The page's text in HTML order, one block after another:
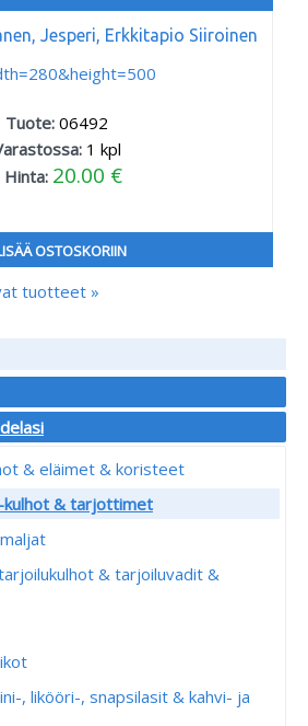
Jesperi, Erkkitapio Siiroinen
Tuote:06492
1 kpl
Hinta: 20.00 €
OSTOSKORIIN
tuotteet »
& eläimet & koristeet
kulhot & tarjottimet
& tarjoiluvadit &
, likööri-, snapsilasit & kahvi- ja